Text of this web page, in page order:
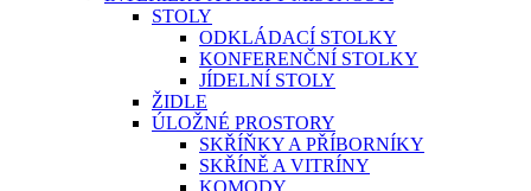
STOLY
ODKLÁDACÍ STOLKY
KONFERENČNÍ STOLKY
JÍDELNÍ STOLY
ŽIDLE
ÚLOŽNÉ PROSTORY
SKŘÍŇKY A PŘÍBORNÍKY
SKŘÍNĚ A VITRÍNY
KOMODY